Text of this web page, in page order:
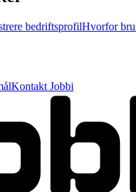
bedriftsprofilHvorfor
Kontakt Jobbi